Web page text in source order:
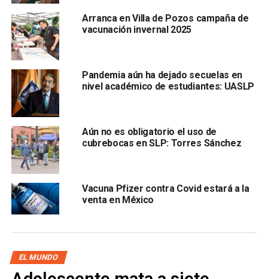
“La historia es preocupante, hemos visto una forma
mutada del virus que en marzo se convirtió en la forma
pandémica domunante”, advirtió
, bióloga computacional que encabezó el estudio.
La cepa habría aparecido por primera vez en febrero en
Europa, y de ahí migró a Estados Unidos hasta volverse la
cepa dominante a nivel global; además de esparcirse con
mayor rapidez, puede haber personas que sean
vulnerables a una segunda infección tras haber sufrido la
primera.
Con información de:
Arranca en Villa de Pozos campaña de
vacunación invernal 2025
Pandemia aún ha dejado secuelas en
nivel académico de estudiantes: UASLP
Aún no es obligatorio el uso de
cubrebocas en SLP: Torres Sánchez
Vacuna Pfizer contra Covid estará a la
venta en México
EL MUNDO